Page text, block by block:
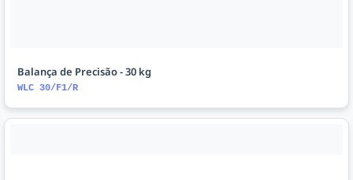
Balança de Precisão - 30 kg
WLC 30/F1/R